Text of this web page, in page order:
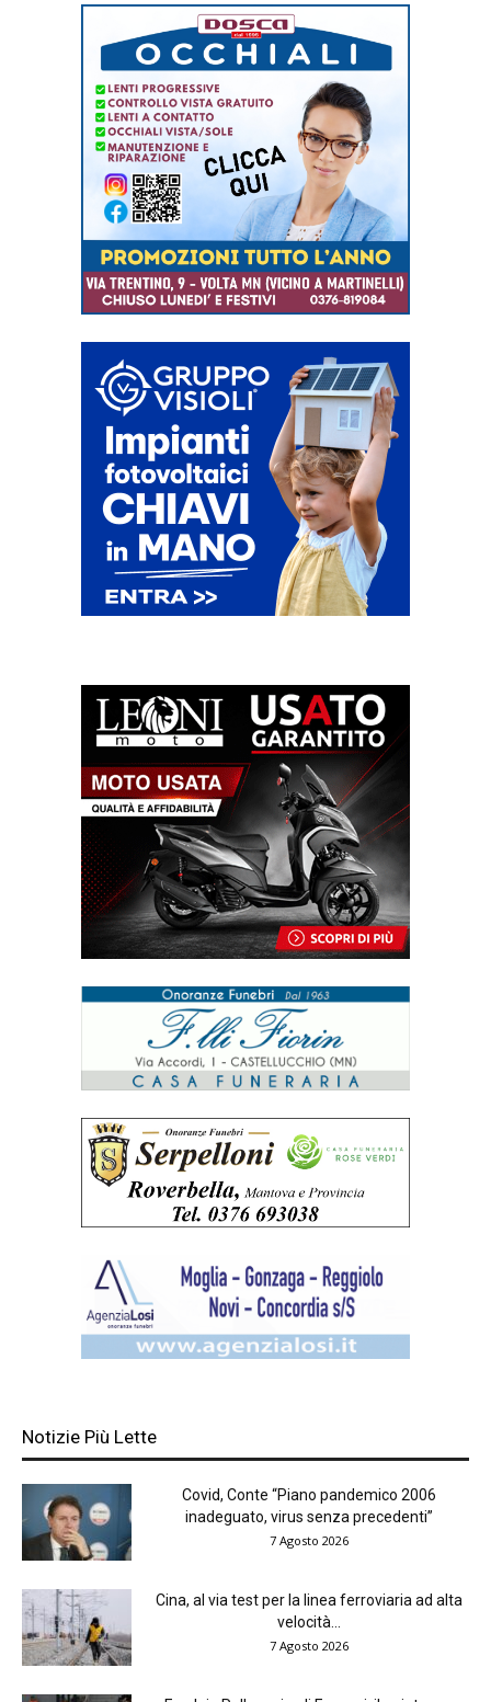
Notizie Più Lette
Covid, Conte “Piano pandemico 2006
inadeguato, virus senza precedenti”
7 Agosto 2026
Cina, al via test per la linea ferroviaria ad alta
velocità...
7 Agosto 2026